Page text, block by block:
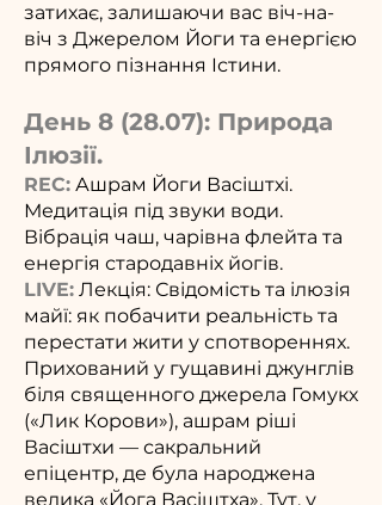
затихає, залишаючи вас віч-на-
віч з Джерелом Йоги та енергією
прямого пізнання Істини.
День 8 (28.07): Природа
Ілюзії.
REC: Ашрам Йоги Васіштхі.
Медитація під звуки води.
Вібрація чаш, чарівна флейта та
енергія стародавніх йогів.
LIVE: Лекція: Свідомість та ілюзія
майї: як побачити реальність та
перестати жити у спотвореннях.
Прихований у гущавині джунглів
біля священного джерела Гомукх
(«Лик Корови»), ашрам ріші
Васіштхи — сакральний
епіцентр, де була народжена
велика «Йога Васіштха». Тут, у